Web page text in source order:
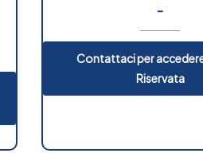
-
Contattaci per
Riservata